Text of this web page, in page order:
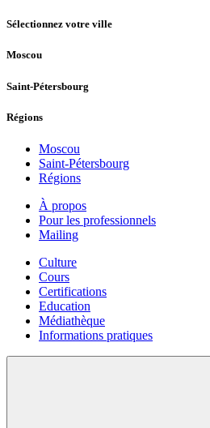
Sélectionnez votre ville
Moscou
Saint-Pétersbourg
Régions
Moscou
Saint-Pétersbourg
Régions
À propos
Pour les professionnels
Mailing
Culture
Cours
Certifications
Education
Médiathèque
Informations pratiques